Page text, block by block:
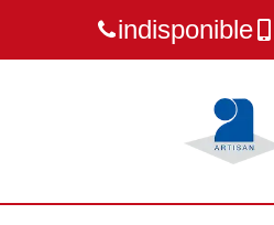
indisponible